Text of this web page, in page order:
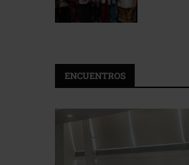
ENCUENTROS